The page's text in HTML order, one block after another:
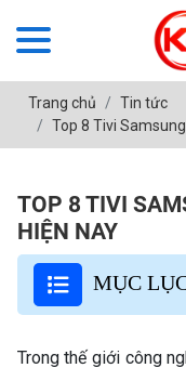
Trang chủ
Tin tức
Top 8 Tivi
TOP 8 TIVI
HIỆN NAY
MỤC
Trong thế giới công